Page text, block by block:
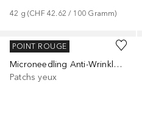
42 g (CHF 42.62 / 100 Gramm)
FAQ SWISS
Microneedling Anti-Wrinkle Hyaluronic Acid Patches For Under Eyes 3 Pairs
Patchs yeux
POINT ROUGE